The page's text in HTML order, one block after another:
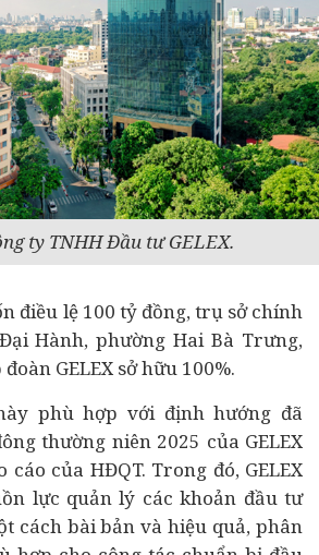
ty TNHH Đầu tư GELEX.
điều lệ 100 tỷ đồng, trụ sở chính
Hành, phường Hai Bà Trưng,
GELEX sở hữu 100%.
phù hợp với định hướng đã
thường niên 2025 của GELEX
của HĐQT. Trong đó, GELEX
lực quản lý các khoản đầu tư
cách bài bản và hiệu quả, phân